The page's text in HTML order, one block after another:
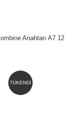
TÜKENDİ